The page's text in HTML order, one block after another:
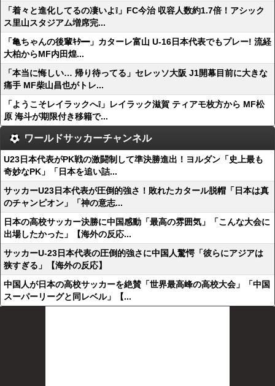
「着々と進化してるの凄いよ❕」FC今治 収容人数約1.7倍！アシック
ス里山スタジアム増席完...
「亀ちゃんの後輩ｷﾀ━」カターレ富山 U-16日本代表でもプレー! 流経
大柏からMF内田煌...
「本当に悔しい… 帰り待ってる」セレッソ大阪 J1開幕目前に大きな
痛手 MF柴山昌也がトレ...
「ようこそレイラックへ❕」レイラック滋賀 ティアモ枚方から MF松
原 海斗が期限付き移籍で...
ワールドサッカーチャンネル
U23日本代表がPK戦の激闘制して準決勝進出！ヨルダン「史上最も
奇妙なPK」「日本を追い詰...
サッカーU23日本代表が圧倒的強さ！敗れたカタール脱帽「日本は真
のチャンピオン」「神の意志...
日本の高校サッカー決勝に中国感動「最高の雰囲気」「こんな大会に
出場したかった」【海外の反応...
サッカーU-23日本代表の圧倒的強さに中国人驚愕「彼らにアジアは
狭すぎる」【海外の反応】
中国人が日本の高校サッカーを絶賛「世界最高峰の高校大会」「中国
スーパーリーグと同レベル」【...